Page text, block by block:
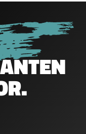
in allerlei